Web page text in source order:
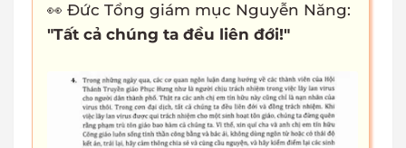
👀 Đức Tổng giám mục Nguyễn Năng:
"Tất cả chúng ta đều liên đới!"